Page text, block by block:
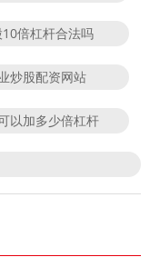
倍杠杆合法吗
炒股配资网站
以加多少倍杠杆